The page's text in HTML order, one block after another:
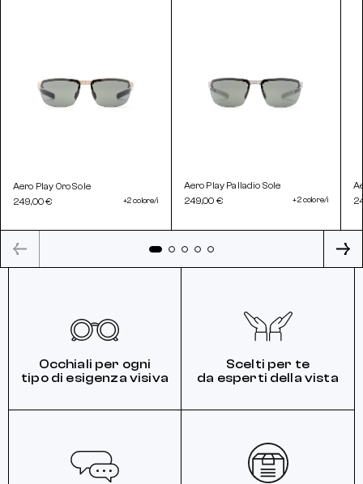
Aero Play Oro Sole
249,00 €
+2 colore/i
Aero Play Palladio Sole
249,00 €
+2 colore/i
Occhiali per ogni
tipo di esigenza visiva
Scelti per te
da esperti della vista